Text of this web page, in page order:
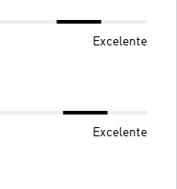
Excelente
Excelente